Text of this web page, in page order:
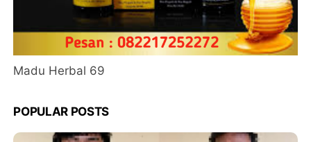
Madu Herbal 69
POPULAR POSTS